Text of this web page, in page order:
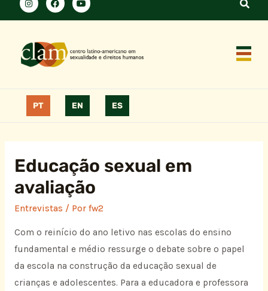
PT EN ES
Educação sexual em
avaliação
Entrevistas / Por fw2
Com o reinício do ano letivo nas escolas do ensino
fundamental e médio ressurge o debate sobre o papel
da escola na construção da educação sexual de
crianças e adolescentes. Para a educadora e professora